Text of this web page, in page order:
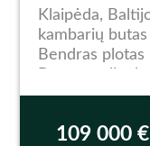
Klaipėda,
kambarių
Bendras plotas
be baldų,
109 000 €